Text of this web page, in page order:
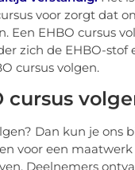
voor zorgt dat
Een EHBO cursus
zich de EHBO-
cursus volgen.
cursus
Dan kun je
voor een
Deelnemers